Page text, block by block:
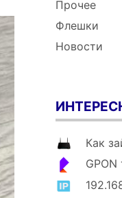
Прочее
Флешки
Новости
Как